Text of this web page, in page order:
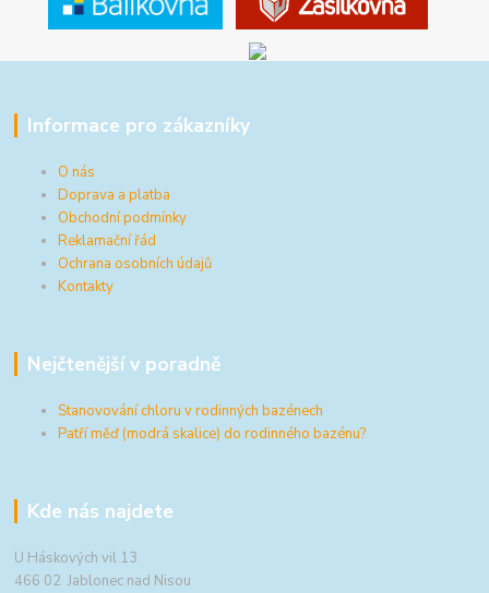
Informace pro zákazníky
O nás
Doprava a platba
Obchodní podmínky
Reklamační řád
Ochrana osobních údajů
Kontakty
Nejčtenější v poradně
Stanovování chloru v rodinných bazénech
Patří měď (modrá skalice) do rodinného bazénu?
Kde nás najdete
U Háskových vil 13
466 02 Jablonec nad Nisou